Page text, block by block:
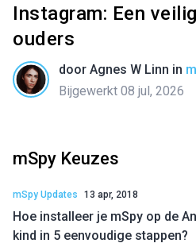
Instagram: Een
ouders
door Agnes W Linn in
Bijgewerkt 08 jul, 2026
mSpy Keuzes
mSpy Updates 13 apr, 2018
Hoe installeer je mSpy op de
kind in 5 eenvoudige stappen?